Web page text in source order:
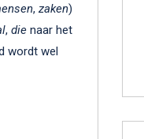
, zaken)
, die naar het
wordt wel